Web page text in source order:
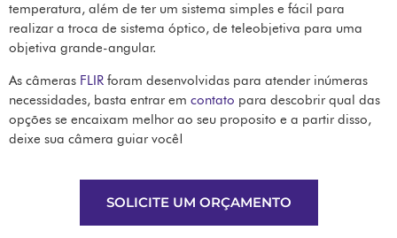
temperatura, além de ter um sistema simples e fácil para
realizar a troca de sistema óptico, de teleobjetiva para uma
objetiva grande-angular.
As câmeras FLIR foram desenvolvidas para atender inúmeras
necessidades, basta entrar em contato para descobrir qual das
opções se encaixam melhor ao seu proposito e a partir disso,
deixe sua câmera guiar você!
SOLICITE UM ORÇAMENTO